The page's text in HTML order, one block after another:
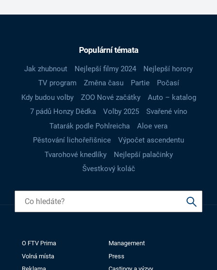
Populární témata
Jak zhubnout Nejlepší filmy 2024
Nejlepší horory
TV program
Změna času Partie
Počasí
Kdy budou volby
ZOO Nové začátky
Auto – katalog
7 pádů Honzy Dědka
Volby 2025
Svařené víno
Tatarák podle Pohlreicha
Aloe vera
Pěstování lichořeřišnice
Výpočet ascendentu
Tvarohové knedlíky
Nejlepší palačinky
Švestkový koláč
O FTV Prima
Management
Volná místa
Press